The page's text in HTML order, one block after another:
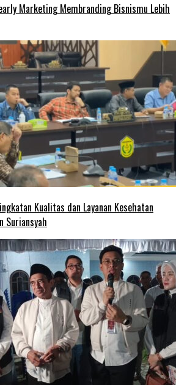
Marketing Membranding Bisnismu Lebih
Kualitas dan Layanan Kesehatan
Suriansyah